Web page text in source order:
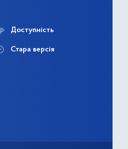
Доступність
Стара версія